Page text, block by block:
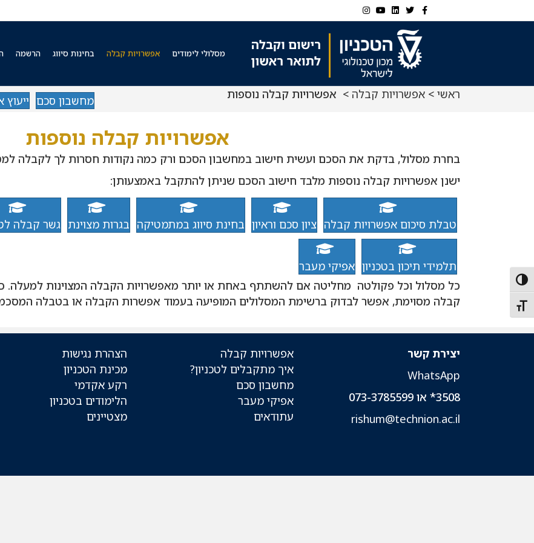
Toggle High Contrast
Toggle Font size
Facebook
Twitter
Linkedin
Youtube
Instagram
מסלולי לימודים אפשרויות קבלה בחינות סיווג הרשמה
ראשי > אפשרויות קבלה > אפשרויות קבלה נוספות מחשבון סכם ייעוץ
אפשרויות קבלה נוספות
בחרת מסלול, בדקת את הסכם ועשית חישוב במחשבון הסכם ורק כמה נקודות חסרות לך לקבלה
ישנן אפשרויות קבלה נוספות מלבד חישוב הסכם שניתן להתקבל באמצעותן:
טבלת סיכום אפשרויות קבלה ציון סכם וראיון בחינת סיווג במתמטיקה בגרות מצוינת גשר קבלה
תלמידי תיכון בטכניון אפיקי מעבר
כל מסלול וכל פקולטה מחליטה אם להשתתף באחת או יותר מאפשרויות הקבלה המצוינות
קבלה מסוימת, אפשר לבדוק ברשימת המסלולים המופיעה בעמוד אפשרות הקבלה או בטבלה
יצירת קשר
WhatsApp
3508* או 073-3785599
rishum@technion.ac.il
אפשרויות קבלה
איך מתקבלים לטכניון?
מחשבון סכם
אפיקי מעבר
עתודאים
הצהרת נגישות
מכינת הטכניון
רקע אקדמי
הלימודים בטכניון
מצטיינים